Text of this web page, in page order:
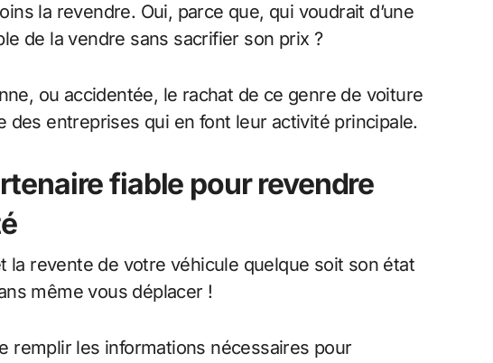
la revendre. Oui, parce que, qui voudrait d’une
de la vendre sans sacrifier son prix ?
ou accidentée, le rachat de ce genre de voiture
des entreprises qui en font leur activité principale.
fiable pour revendre
la revente de votre véhicule quelque soit son état
même vous déplacer !
remplir les informations nécessaires pour